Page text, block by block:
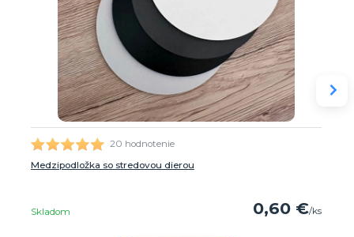
20 hodnotenie
Medzipodložka so stredovou dierou
0,60 €/ks
Skladom